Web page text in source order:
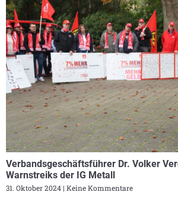
Verbandsgeschäftsführer Dr. Volker
Warnstreiks der IG Metall
31. Oktober 2024 Keine Kommentare